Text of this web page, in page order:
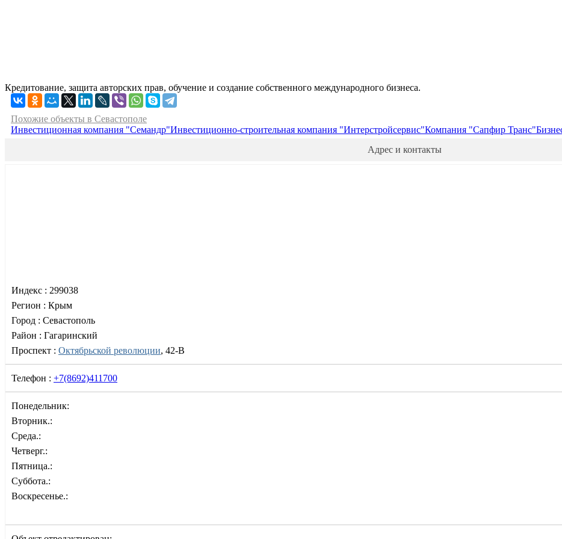
Кредитование, защита авторских прав, обучение и создание собственного международного бизнеса.
Похожие объекты в Севастополе
Инвестиционная компания "Семандр"Инвестиционно-строительная компания "Интерстройсервис"Компания "Сапфир Транс"
Адрес и контакты
Индекс : 299038
Регион : Крым
Город : Севастополь
Район : Гагаринский
Проспект : Октябрьской революции, 42-В
Телефон : +7(8692)411700
Понедельник:
Вторник.:
Среда.:
Четверг.:
Пятница.:
Суббота.:
Воскресенье.: